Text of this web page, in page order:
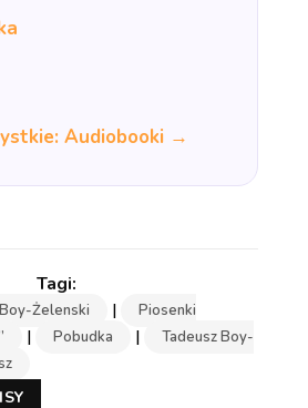
Audiobooki →
Boy-Żelenski |
Piosenki
| Pobudka |
Tadeusz Boy-